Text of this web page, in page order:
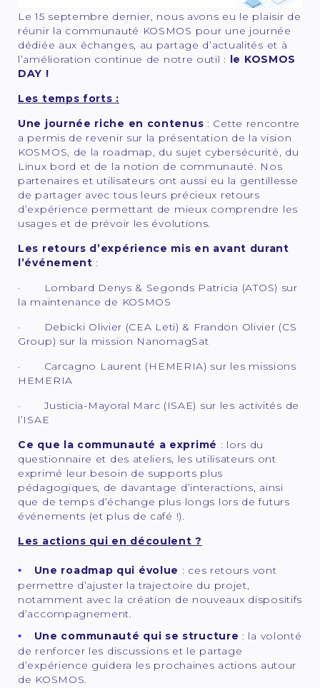
Le 15 septembre dernier, nous avons eu le plaisir de
réunir la communauté KOSMOS pour une journée
dédiée aux échanges, au partage d’actualités et à
l’amélioration continue de notre outil : le KOSMOS
DAY !
Les temps forts :
Une journée riche en contenus : Cette rencontre
a permis de revenir sur la présentation de la vision
KOSMOS, de la roadmap, du sujet cybersécurité, du
Linux bord et de la notion de communauté. Nos
partenaires et utilisateurs ont aussi eu la gentillesse
de partager avec tous leurs précieux retours
d’expérience permettant de mieux comprendre les
usages et de prévoir les évolutions.
Les retours d’expérience mis en avant durant
l’événement :
· Lombard Denys & Segonds Patricia (ATOS) sur
la maintenance de KOSMOS
· Debicki Olivier (CEA Leti) & Frandon Olivier (CS
Group) sur la mission NanomagSat
· Carcagno Laurent (HEMERIA) sur les missions
HEMERIA
· Justicia-Mayoral Marc (ISAE) sur les activités de
l’ISAE
Ce que la communauté a exprimé : lors du
questionnaire et des ateliers, les utilisateurs ont
exprimé leur besoin de supports plus
pédagogiques, de davantage d’interactions, ainsi
que de temps d’échange plus longs lors de futurs
événements (et plus de café !).
Les actions qui en découlent ?
Une roadmap qui évolue : ces retours vont
permettre d’ajuster la trajectoire du projet,
notamment avec la création de nouveaux dispositifs
d’accompagnement.
Une communauté qui se structure : la volonté
de renforcer les discussions et le partage
d’expérience guidera les prochaines actions autour
de KOSMOS.